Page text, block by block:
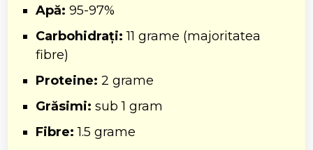
Apă: 95-97%
Carbohidrați: 11 grame (majoritatea
fibre)
Proteine: 2 grame
Grăsimi: sub 1 gram
Fibre: 1.5 grame